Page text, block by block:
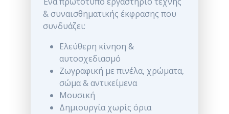
& συναισθηματικής έκφρασης που
συνδυάζει:
Ελεύθερη κίνηση &
αυτοσχεδιασμό
Ζωγραφική με πινέλα, χρώματα,
σώμα & αντικείμενα
Μουσική
Δημιουργία χωρίς όρια